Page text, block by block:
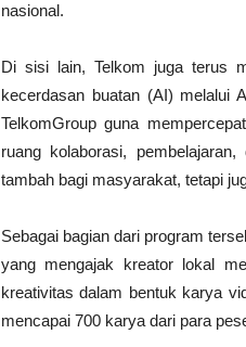
nasional.
Di sisi lain, Telkom juga terus
kecerdasan buatan (AI) melalui
TelkomGroup guna
ruang kolaborasi,
tambah bagi masyarakat, tetapi
Sebagai bagian dari program
yang mengajak kreator lokal
kreativitas dalam bentuk karya
mencapai 700 karya dari para